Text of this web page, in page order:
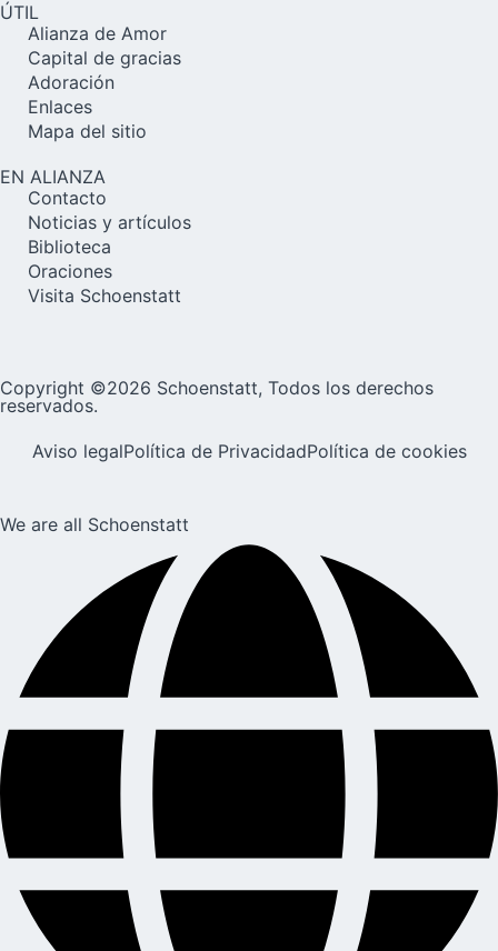
ÚTIL
Alianza de Amor
Capital de gracias
Adoración
Enlaces
Mapa del sitio
EN ALIANZA
Contacto
Noticias y artículos
Biblioteca
Oraciones
Visita Schoenstatt
Copyright ©2026 Schoenstatt, Todos los derechos
reservados.
Aviso legalPolítica de PrivacidadPolítica de cookies
We are all Schoenstatt